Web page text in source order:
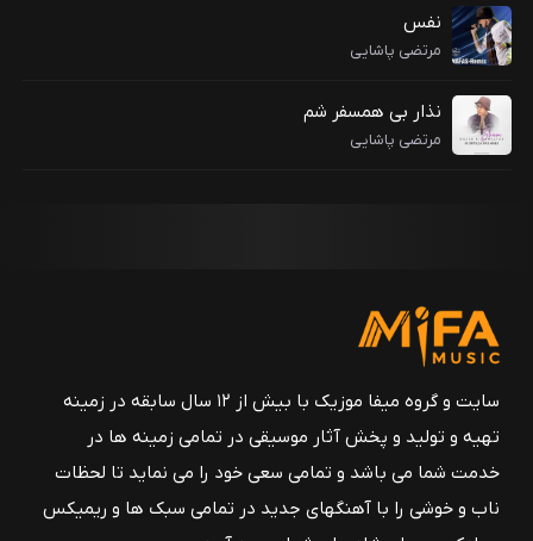
نفس
مرتضی پاشایی
نذار بی همسفر شم
مرتضی پاشایی
سایت و گروه میفا موزیک با بیش از ۱۲ سال سابقه در زمینه
تهیه و تولید و پخش آثار موسیقی در تمامی زمینه ها در
خدمت شما می باشد و تمامی سعی خود را می نماید تا لحظات
ناب و خوشی را با آهنگهای جدید در تمامی سبک ها و ریمیکس